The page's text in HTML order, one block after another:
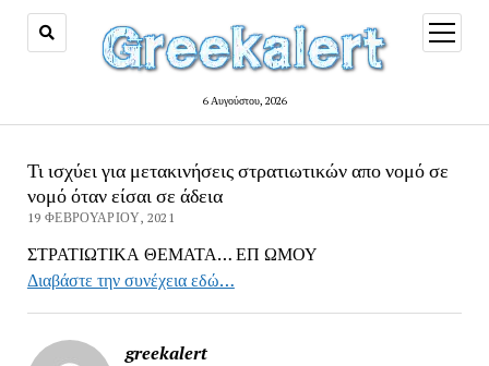
6 Αυγούστου, 2026
open
menu
Τι ισχύει για μετακινήσεις στρατιωτικών απο νομό σε
νομό όταν είσαι σε άδεια
19 ΦΕΒΡΟΥΑΡΊΟΥ, 2021
ΣΤΡΑΤΙΩΤΙΚΑ ΘΕΜΑΤΑ… ΕΠ ΩΜΟΥ
Διαβάστε την συνέχεια εδώ…
greekalert